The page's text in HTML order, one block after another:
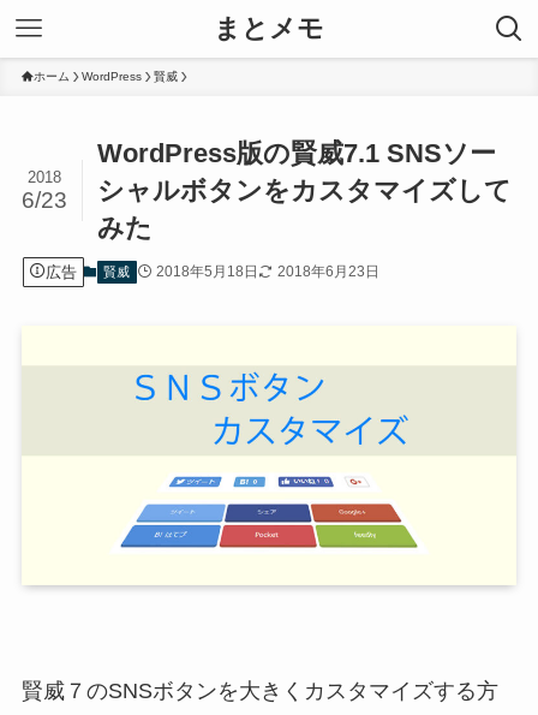
まとメモ
ホーム WordPress 賢威
WordPress版の賢威7.1 SNSソー
シャルボタンをカスタマイズして
みた
2018
6/23
広告 賢威 2018年5月18日 2018年6月23日
賢威７のSNSボタンを大きくカスタマイズする方